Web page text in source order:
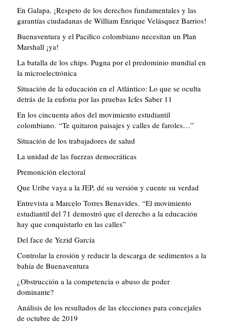
En Galapa. ¡Respeto de los derechos fundamentales y las
garantías ciudadanas de William Enrique Velásquez Barrios!
Buenaventura y el Pacífico colombiano necesitan un Plan
Marshall ¡ya!
La batalla de los chips. Pugna por el predominio mundial en
la microelectrónica
Situación de la educación en el Atlántico: Lo que se oculta
detrás de la euforia por las pruebas Icfes Saber 11
En los cincuenta años del movimiento estudiantil
colombiano. “Te quitaron paisajes y calles de faroles…”
Situación de los trabajadores de salud
La unidad de las fuerzas democráticas
Premonición electoral
Que Uribe vaya a la JEP, dé su versión y cuente su verdad
Entrevista a Marcelo Torres Benavides. “El movimiento
estudiantil del 71 demostró que el derecho a la educación
hay que conquistarlo en las calles”
Del face de Yezid García
Controlar la erosión y reducir la descarga de sedimentos a la
bahía de Buenaventura
¿Obstrucción a la competencia o abuso de poder
dominante?
Análisis de los resultados de las elecciones para concejales
de octubre de 2019